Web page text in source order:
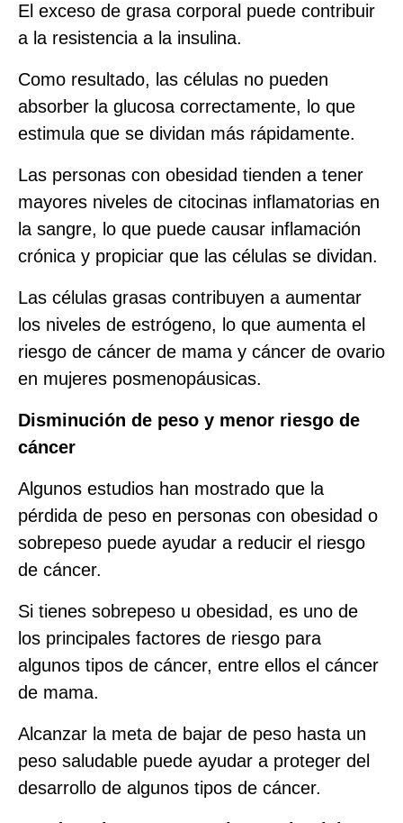
El exceso de grasa corporal puede contribuir
a la resistencia a la insulina.
Como resultado, las células no pueden
absorber la glucosa correctamente, lo que
estimula que se dividan más rápidamente.
Las personas con obesidad tienden a tener
mayores niveles de citocinas inflamatorias en
la sangre, lo que puede causar inflamación
crónica y propiciar que las células se dividan.
Las células grasas contribuyen a aumentar
los niveles de estrógeno, lo que aumenta el
riesgo de cáncer de mama y cáncer de ovario
en mujeres posmenopáusicas.
Disminución de peso y menor riesgo de
cáncer
Algunos estudios han mostrado que la
pérdida de peso en personas con obesidad o
sobrepeso puede ayudar a reducir el riesgo
de cáncer.
Si tienes sobrepeso u obesidad, es uno de
los principales factores de riesgo para
algunos tipos de cáncer, entre ellos el cáncer
de mama.
Alcanzar la meta de bajar de peso hasta un
peso saludable puede ayudar a proteger del
desarrollo de algunos tipos de cáncer.